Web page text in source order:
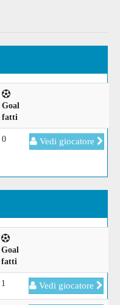
Goal
fatti
0 Vedi giocatore
Goal
fatti
1 Vedi giocatore